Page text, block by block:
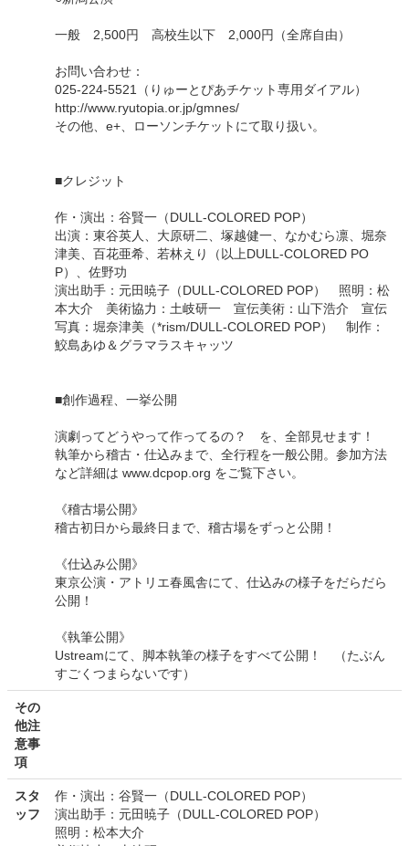
一般 2,500円 高校生以下 2,000円（全席自由）
お問い合わせ：
025-224-5521（りゅーとぴあチケット専用ダイアル）
http://www.ryutopia.or.jp/gmnes/
その他、e+、ローソンチケットにて取り扱い。
■クレジット
作・演出：谷賢一（DULL-COLORED POP）
出演：東谷英人、大原研二、塚越健一、なかむら凛、堀奈
津美、百花亜希、若林えり（以上DULL-COLORED PO
P）、佐野功
演出助手：元田暁子（DULL-COLORED POP） 照明：松
本大介 美術協力：土岐研一 宣伝美術：山下浩介 宣伝
写真：堀奈津美（*rism/DULL-COLORED POP） 制作：
鮫島あゆ＆グラマラスキャッツ
■創作過程、一挙公開
演劇ってどうやって作ってるの？ を、全部見せます！
執筆から稽古・仕込みまで、全行程を一般公開。参加方法
など詳細は www.dcpop.org をご覧下さい。
《稽古場公開》
稽古初日から最終日まで、稽古場をずっと公開！
《仕込み公開》
東京公演・アトリエ春風舎にて、仕込みの様子をだらだら
公開！
《執筆公開》
Ustreamにて、脚本執筆の様子をすべて公開！ （たぶん
すごくつまらないです）
その
他注
意事
項
スタ
ッフ
作・演出：谷賢一（DULL-COLORED POP）
演出助手：元田暁子（DULL-COLORED POP）
照明：松本大介